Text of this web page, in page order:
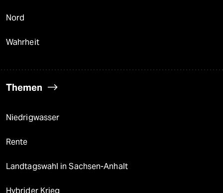
Nord
Wahrheit
Themen
Niedrigwasser
Rente
Landtagswahl in Sachsen-Anhalt
Hybrider Krieg